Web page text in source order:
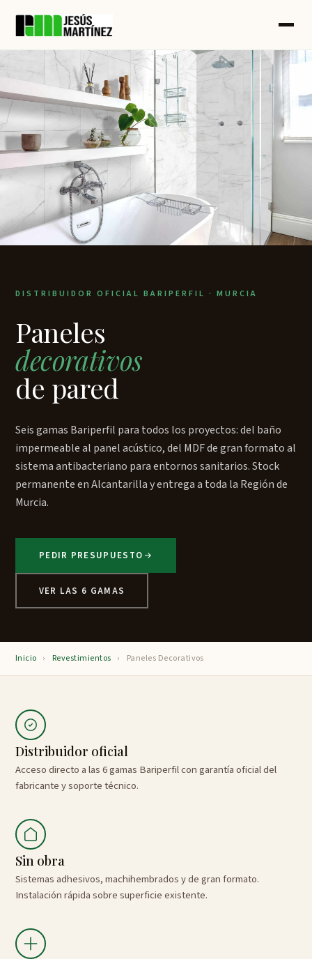
DISTRIBUIDOR OFICIAL BARIPERFIL · MURCIA
Paneles
decorativos
de pared
Seis gamas Bariperfil para todos los proyectos: del baño
impermeable al panel acústico, del MDF de gran formato al
sistema antibacteriano para entornos sanitarios. Stock
permanente en Alcantarilla y entrega a toda la Región de
Murcia.
PEDIR PRESUPUESTO
VER LAS 6 GAMAS
Inicio › Revestimientos › Paneles Decorativos
Distribuidor oficial
Acceso directo a las 6 gamas Bariperfil con garantía oficial del
fabricante y soporte técnico.
Sin obra
Sistemas adhesivos, machihembrados y de gran formato.
Instalación rápida sobre superficie existente.